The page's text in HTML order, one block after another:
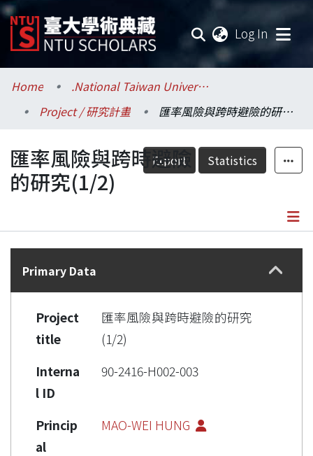
Log In
Communities & Collections
Research Outputs
Fundings & Projects
Researchers
Statistics
Home
.National Taiwan University / 國立臺灣大學
Project / 研究計畫
匯率風險與跨時避險的研究(1/2)
Export Statistics
匯率風險與跨時避險
的研究(1/2)
Details
Primary Data
Project
title
匯率風險與跨時避險的研究
(1/2)
Interna
l ID
90-2416-H002-003
Princip
al
MAO-WEI HUNG